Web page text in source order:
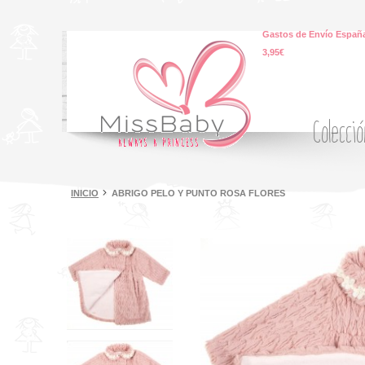
Gastos de Envío
3,95€
INICIO ABRIGO PELO Y PUNTO ROSA FLORES